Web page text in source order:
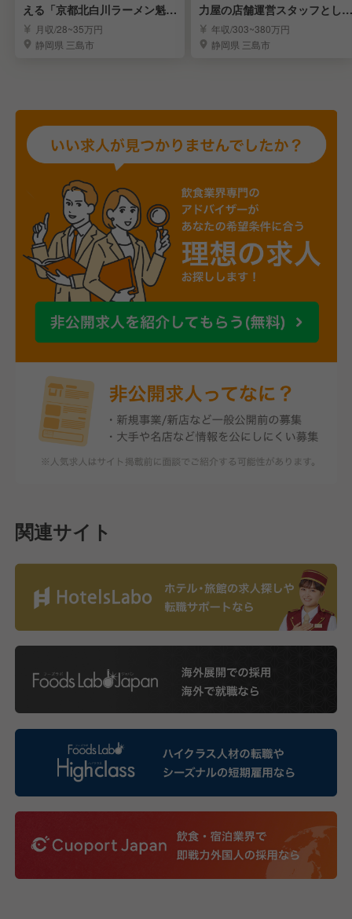
える「京都北白川ラーメン魁力
屋」の店舗運営
月収/28~35万円
静岡県 三島市
力屋の店舗運営スタッフとして
活躍！
年収/303~380万円
静岡県 三島市
関連サイト